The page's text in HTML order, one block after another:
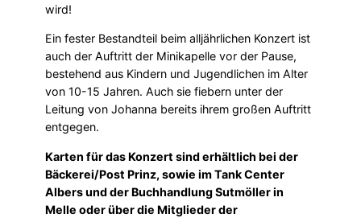
wird!
Ein fester Bestandteil beim alljährlichen Konzert ist
auch der Auftritt der Minikapelle vor der Pause,
bestehend aus Kindern und Jugendlichen im Alter
von 10-15 Jahren. Auch sie fiebern unter der
Leitung von Johanna bereits ihrem großen Auftritt
entgegen.
Karten für das Konzert sind erhältlich bei der
Bäckerei/Post Prinz, sowie im Tank Center
Albers und der Buchhandlung Sutmöller in
Melle oder über die Mitglieder der